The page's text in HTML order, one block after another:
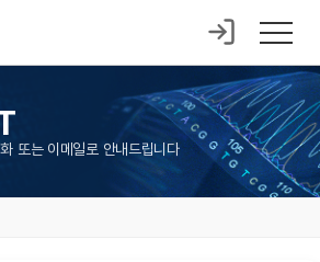
또는 이메일로 안내드립니다